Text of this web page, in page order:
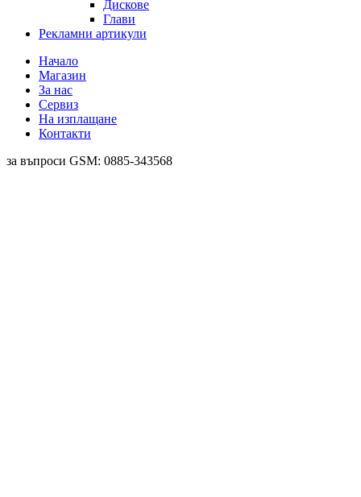
Дискове
Глави
Рекламни артикули
Начало
Магазин
За нас
Сервиз
На изплащане
Контакти
за въпроси GSM: 0885-343568